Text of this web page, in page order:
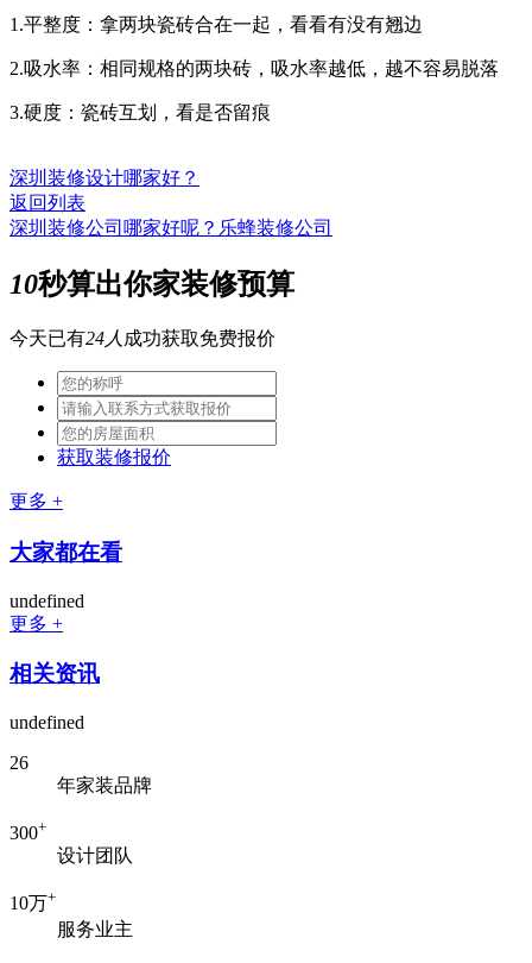
1.平整度：拿两块瓷砖合在一起，看看有没有翘边
2.吸水率：相同规格的两块砖，吸水率越低，越不容易脱落
3.硬度：瓷砖互划，看是否留痕
深圳装修设计哪家好？
返回列表
深圳装修公司哪家好呢？乐蜂装修公司
10秒算出你家装修预算
今天已有24人 成功获取免费报价
获取装修报价
更多 +
大家都在看
undefined
更多 +
相关资讯
undefined
26
年家装品牌
300+
设计团队
10万+
服务业主